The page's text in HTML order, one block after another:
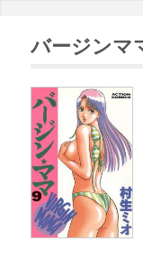
バージンマ